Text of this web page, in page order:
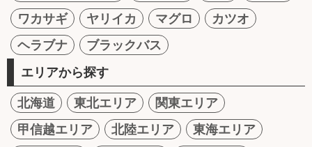
ワカサギ
ヤリイカ マグロ
カツオ
ヘラブナ
ブラックバス
エリアから探す
北海道 東北エリア
関東エリア
甲信越エリア
北陸エリア
東海エリア